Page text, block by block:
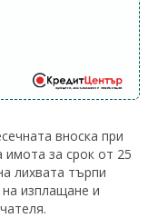
вноска при
имота за срок от 25
лихвата търпи
изплащане и